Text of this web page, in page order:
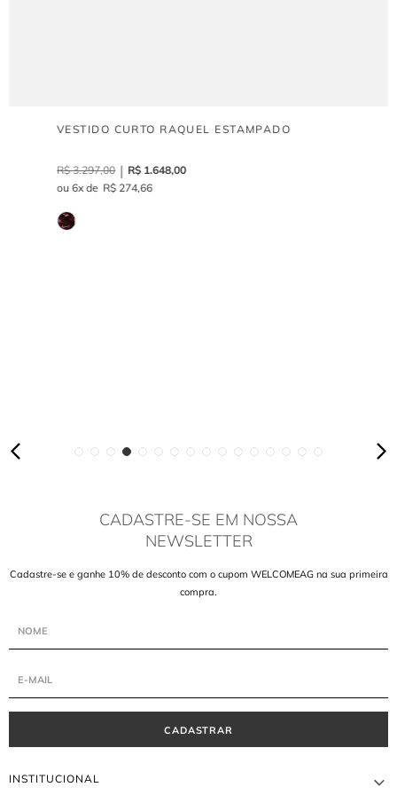
VESTIDO CURTO RAQUEL ESTAMPADO
00 R$ 1.648 00
R$ 274,66
CADASTRE-SE EM NOSSA
NEWSLETTER
Cadastre-se e ganhe 10% de desconto com o cupom WELCOMEAG na sua primeira
compra.
CADASTRAR
INSTITUCIONAL